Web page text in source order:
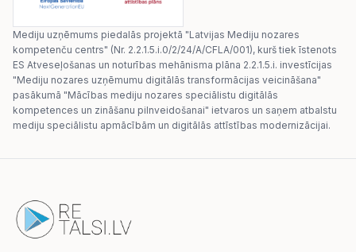
Mediju uzņēmums piedalās projektā "Latvijas Mediju nozares
kompetenču centrs" (Nr. 2.2.1.5.i.0/2/24/A/CFLA/001), kurš tiek īstenots
ES Atveseļošanas un noturības mehānisma plāna 2.2.1.5.i. investīcijas
"Mediju nozares uzņēmumu digitālās transformācijas veicināšana"
pasākumā "Mācības mediju nozares speciālistu digitālās
kompetences un zināšanu pilnveidošanai" ietvaros un saņem atbalstu
mediju speciālistu apmācībām un digitālās attīstības modernizācijai.